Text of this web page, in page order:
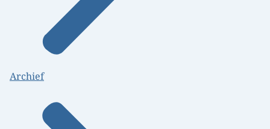
Archief